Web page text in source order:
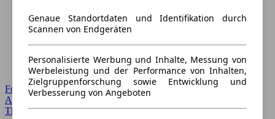
Forum Startseite
Alle Auto-Foren
Themen-Forum
Genaue Standortdaten und Identifikation durch
Scannen von Endgeräten
Personalisierte Werbung und Inhalte, Messung von
Werbeleistung und der Performance von Inhalten,
Zielgruppenforschung sowie Entwicklung und
Verbesserung von Angeboten